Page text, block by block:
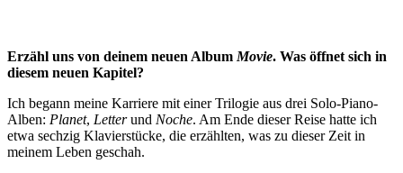
Erzähl uns von deinem neuen Album Movie. Was öffnet sich in
diesem neuen Kapitel?
Ich begann meine Karriere mit einer Trilogie aus drei Solo-Piano-
Alben: Planet, Letterund Noche. Am Ende dieser Reise hatte ich
etwa sechzig Klavierstücke, die erzählten, was zu dieser Zeit in
meinem Leben geschah.